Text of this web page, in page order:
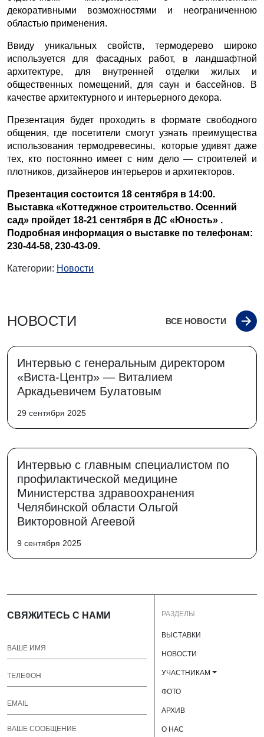
декоративными возможностями и неограниченною
областью применения.
Ввиду уникальных свойств, термодерево широко
используется для фасадных работ, в ландшафтной
архитектуре, для внутренней отделки жилых и
общественных помещений, для саун и бассейнов. В
качестве архитектурного и интерьерного декора.
Презентация будет проходить в формате свободного
общения, где посетители смогут узнать преимущества
использования термодревесины, которые удивят даже
тех, кто постоянно имеет с ним дело — строителей и
плотников, дизайнеров интерьеров и архитекторов.
Презентация состоится 18 сентября в 14:00.
Выставка «Коттеджное строительство. Осенний
сад» пройдет 18-21 сентября в ДС «Юность» .
Подробная информация о выставке по телефонам:
230-44-58, 230-43-09.
Категории: Новости
НОВОСТИ ВСЕ НОВОСТИ
Интервью с генеральным директором
«Виста-Центр» — Виталием
Аркадьевичем Булатовым
29 сентября 2025
Интервью с главным специалистом по
профилактической медицине
Министерства здравоохранения
Челябинской области Ольгой
Викторовной Агеевой
9 сентября 2025
СВЯЖИТЕСЬ С НАМИ РАЗДЕЛЫ
ВЫСТАВКИ
НОВОСТИ
УЧАСТНИКАМ
ФОТО
АРХИВ
О НАС